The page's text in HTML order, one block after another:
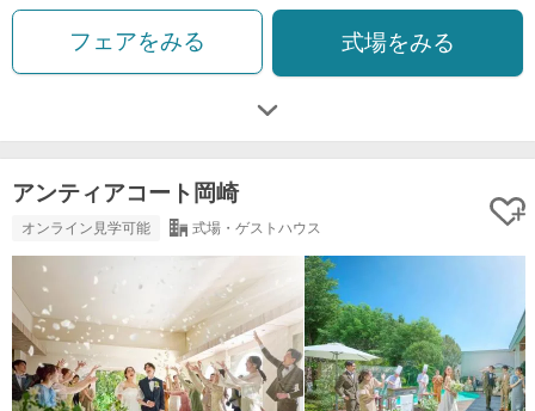
フェアをみる 式場をみる
アンティアコート岡崎
オンライン見学可能 式場・ゲストハウス